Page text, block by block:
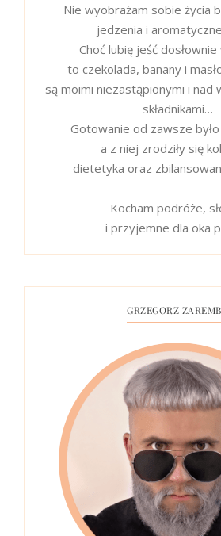
Nie wyobrażam sobie życia
jedzenia i
Choć lubię jeść
to czekolada, banany i
są moimi niezastąpionymi i nad
składnikami…
Gotowanie od zawsze
a z niej zrodziły się
dietetyka oraz
Kocham podróże,
i przyjemne dla oka
GRZEGORZ